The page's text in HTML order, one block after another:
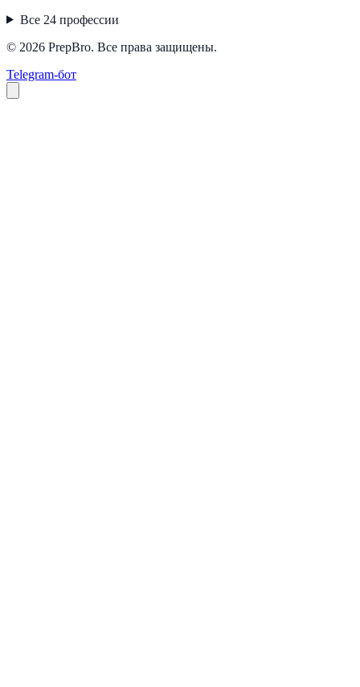
Все 24 профессии
© 2026 PrepBro. Все права защищены.
Telegram-бот